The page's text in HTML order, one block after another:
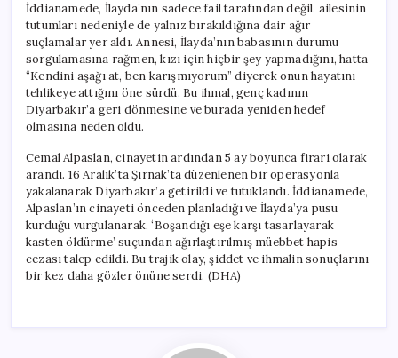
İddianamede, İlayda’nın sadece fail tarafından değil, ailesinin
tutumları nedeniyle de yalnız bırakıldığına dair ağır
suçlamalar yer aldı. Annesi, İlayda’nın babasının durumu
sorgulamasına rağmen, kızı için hiçbir şey yapmadığını, hatta
“Kendini aşağı at, ben karışmıyorum” diyerek onun hayatını
tehlikeye attığını öne sürdü. Bu ihmal, genç kadının
Diyarbakır’a geri dönmesine ve burada yeniden hedef
olmasına neden oldu.
Cemal Alpaslan, cinayetin ardından 5 ay boyunca firari olarak
arandı. 16 Aralık’ta Şırnak’ta düzenlenen bir operasyonla
yakalanarak Diyarbakır’a getirildi ve tutuklandı. İddianamede,
Alpaslan’ın cinayeti önceden planladığı ve İlayda’ya pusu
kurduğu vurgulanarak, ‘Boşandığı eşe karşı tasarlayarak
kasten öldürme’ suçundan ağırlaştırılmış müebbet hapis
cezası talep edildi. Bu trajik olay, şiddet ve ihmalin sonuçlarını
bir kez daha gözler önüne serdi. (DHA)